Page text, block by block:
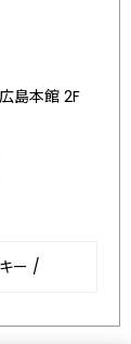
島本館 2F
キー /